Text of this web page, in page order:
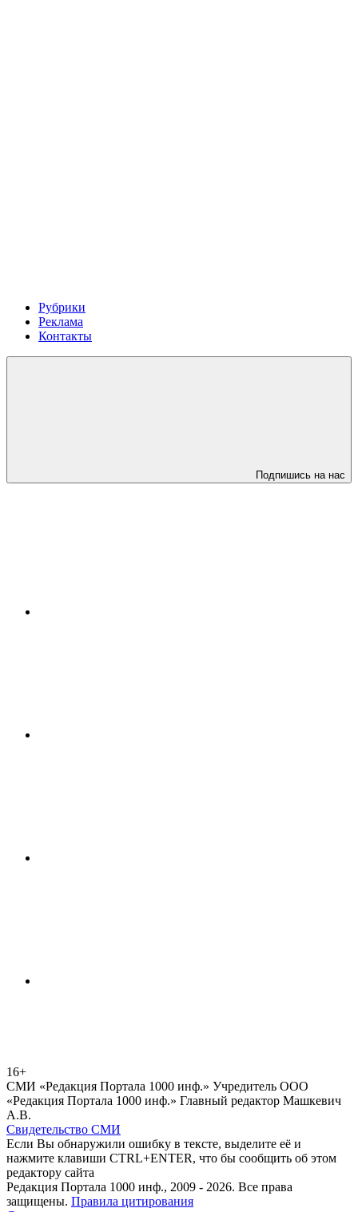
Рубрики
Реклама
Контакты
Подпишись на нас
16+
СМИ «Редакция Портала 1000 инф.» Учредитель ООО
«Редакция Портала 1000 инф.» Главный редактор Машкевич
А.В.
Свидетельство СМИ
Если Вы обнаружили ошибку в тексте, выделите её и
нажмите клавиши CTRL+ENTER, что бы сообщить об этом
редактору сайта
Редакция Портала 1000 инф., 2009 - 2026. Все права
защищены. Правила цитирования